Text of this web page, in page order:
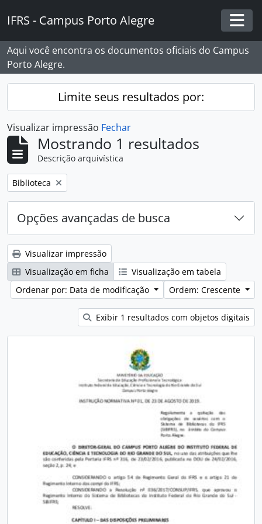
IFRS - Campus Porto Alegre
Aqui você encontra os documentos oficiais do Campus
Porto Alegre.
Limite seus resultados por:
Visualizar impressão Fechar
Mostrando 1 resultados
Descrição arquivística
Remover filtro:
Biblioteca
Opções avançadas de busca
Visualizar impressão
Visualização em ficha
Visualização em tabela
Ordenar por: Data de modificação
Ordem: Crescente
Exibir 1 resultados com objetos digitais